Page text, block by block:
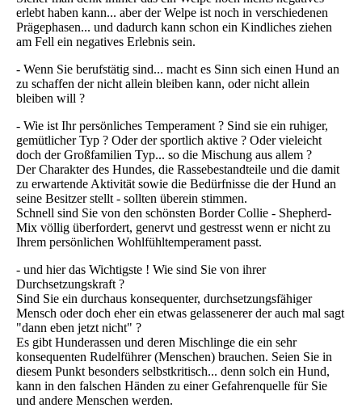
erlebt haben kann... aber der Welpe ist noch in verschiedenen
Prägephasen... und dadurch kann schon ein Kindliches ziehen
am Fell ein negatives Erlebnis sein.
- Wenn Sie berufstätig sind... macht es Sinn sich einen Hund an
zu schaffen der nicht allein bleiben kann, oder nicht allein
bleiben will ?
- Wie ist Ihr persönliches Temperament ? Sind sie ein ruhiger,
gemütlicher Typ ? Oder der sportlich aktive ? Oder vieleicht
doch der Großfamilien Typ... so die Mischung aus allem ?
Der Charakter des Hundes, die Rassebestandteile und die damit
zu erwartende Aktivität sowie die Bedürfnisse die der Hund an
seine Besitzer stellt - sollten überein stimmen.
Schnell sind Sie von den schönsten Border Collie - Shepherd-
Mix völlig überfordert, genervt und gestresst wenn er nicht zu
Ihrem persönlichen Wohlfühltemperament passt.
- und hier das Wichtigste ! Wie sind Sie von ihrer
Durchsetzungskraft ?
Sind Sie ein durchaus konsequenter, durchsetzungsfähiger
Mensch oder doch eher ein etwas gelassenerer der auch mal sagt
"dann eben jetzt nicht" ?
Es gibt Hunderassen und deren Mischlinge die ein sehr
konsequenten Rudelführer (Menschen) brauchen. Seien Sie in
diesem Punkt besonders selbstkritisch... denn solch ein Hund,
kann in den falschen Händen zu einer Gefahrenquelle für Sie
und andere Menschen werden.